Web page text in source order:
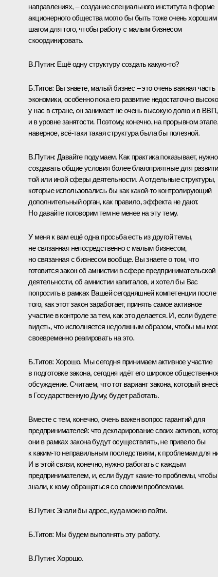
направлениях, – создание специального института в форме
акционерного общества могло бы быть тоже очень хорошим
шагом для того, чтобы работу с малым бизнесом
скоординировать.
В.Путин: Ещё одну структуру создать какую‑то?
Б.Титов: Вы знаете, малый бизнес – это очень важная часть
экономики, особенно пока его развитие недостаточно высоко
у нас в стране, он занимает не очень высокую долю и в ВВП,
и в уровне занятости. Поэтому, конечно, на прорывном этапе,
наверное, всё‑таки такая структура была бы полезной.
В.Путин: Давайте подумаем. Как практика показывает, нужно
создавать общие условия более благоприятные для
той или иной сферы деятельности. А отдельные структуры,
которые использовались бы как какой‑то контролирующий
дополнительный орган, как правило, эффекта не дают.
Но давайте поговорим тем не менее на эту тему.
У меня к вам ещё одна просьба есть из другой темы,
не связанная непосредственно с малым бизнесом,
но связанная с бизнесом вообще. Вы знаете о том, что
готовится закон об амнистии в сфере предпринимательской
деятельности, об амнистии капиталов, и хотел бы Вас
попросить в рамках Вашей сегодняшней компетенции после
того, как этот закон заработает, принять самое активное
участие в контроле за тем, как это делается. И, если будете
видеть, что исполняется недолжным образом, чтобы мы
своевременно реагировать на это.
Б.Титов: Хорошо. Мы сегодня принимаем активное участие
в подготовке закона, сегодня идёт его широкое
обсуждение. Считаем, что тот вариант закона, который
в Государственную Думу, будет работать.
Вместе с тем, конечно, очень важен вопрос гарантий для
предпринимателей: что декларирование своих активов,
они в рамках закона будут осуществлять, не привело бы
к каким‑то неправильным последствиям, к проблемам для
И в этой связи, конечно, нужно работать с каждым
предпринимателем, и, если будут какие‑то проблемы, чтобы
знали, к кому обращаться со своими проблемами.
В.Путин: Знали бы адрес, куда можно пойти.
Б.Титов: Мы будем выполнять эту работу.
В.Путин: Хорошо.